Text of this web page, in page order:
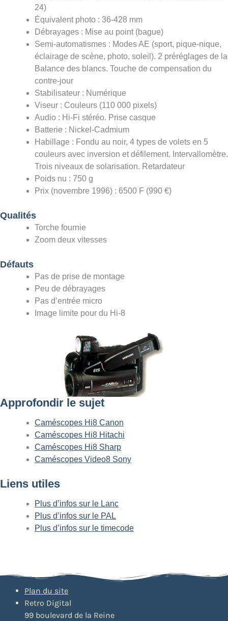
24)
Équivalent photo : 36-428 mm
Débrayages : Mise au point (bague)
Semi-automatismes : Modes AE (sport, pique-nique,
éclairage de scène, photo, soleil). 2 préréglages de la
Balance des blancs. Touche de compensation du
contre-jour
Stabilisateur : Numérique
Viseur : Couleurs (110 000 pixels)
Audio : Hi-Fi stéréo. Prise casque
Batterie : Nickel-Cadmium
Habillage : Fondu au noir, 4 types de volets en 5
couleurs avec inversion et défilement. Intervallomètre.
Trois niveaux de solarisation. Retardateur
Poids nu : 750 g
Prix (novembre 1996) : 6500 F (990 €)
Qualités
Torche fournie
Zoom deux vitesses
Défauts
Pas de prise de montage
Peu de débrayages
Pas d’entrée micro
Image limite pour du Hi-8
Approfondir le sujet
Caméscopes Hi8 Canon
Caméscopes Hi8 Hitachi
Caméscopes Hi8 Sharp
Caméscopes Video8 Sony
Liens utiles
Plus d’infos sur le Lanc
Plus d’infos sur le PAL
Plus d’infos sur le timecode
Plan du site
Retro Digital
99 boulevard de la Reine